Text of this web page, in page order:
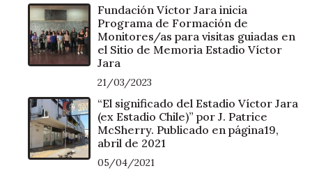
Fundación Víctor Jara inicia
Programa de Formación de
Monitores/as para visitas guiadas en
el Sitio de Memoria Estadio Víctor
Jara
21/03/2023
“El significado del Estadio Víctor Jara
(ex Estadio Chile)” por J. Patrice
McSherry. Publicado en página19,
abril de 2021
05/04/2021